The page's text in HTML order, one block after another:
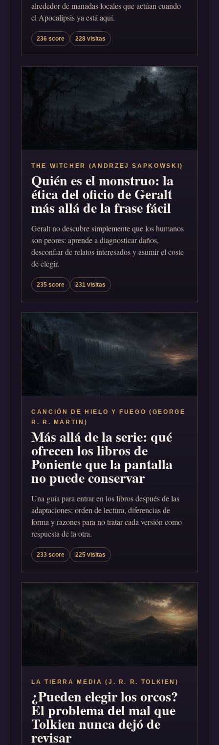
alrededor de manadas locales que actúan cuando
el Apocalipsis ya está aquí.
236 score 228 visitas
THE WITCHER (ANDRZEJ SAPKOWSKI)
Quién es el monstruo: la
ética del oficio de Geralt
más allá de la frase fácil
Geralt no descubre simplemente que los humanos
son peores: aprende a diagnosticar daños,
desconfiar de relatos interesados y asumir el coste
de elegir.
235 score 231 visitas
CANCIÓN DE HIELO Y FUEGO (GEORGE
R. R. MARTIN)
Más allá de la serie: qué
ofrecen los libros de
Poniente que la pantalla
no puede conservar
Una guía para entrar en los libros después de las
adaptaciones: orden de lectura, diferencias de
forma y razones para no tratar cada versión como
respuesta de la otra.
233 score 225 visitas
LA TIERRA MEDIA (J. R. R. TOLKIEN)
¿Pueden elegir los orcos?
El problema del mal que
Tolkien nunca dejó de
revisar